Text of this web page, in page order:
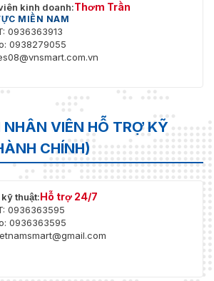
kinh doanh:Thơm Trần
MIỀN NAM
0936363913
0938279055
VIÊN HỖ TRỢ KỸ
CHÍNH)
thuật:Hỗ trợ 24/7
0936363595
0936363595